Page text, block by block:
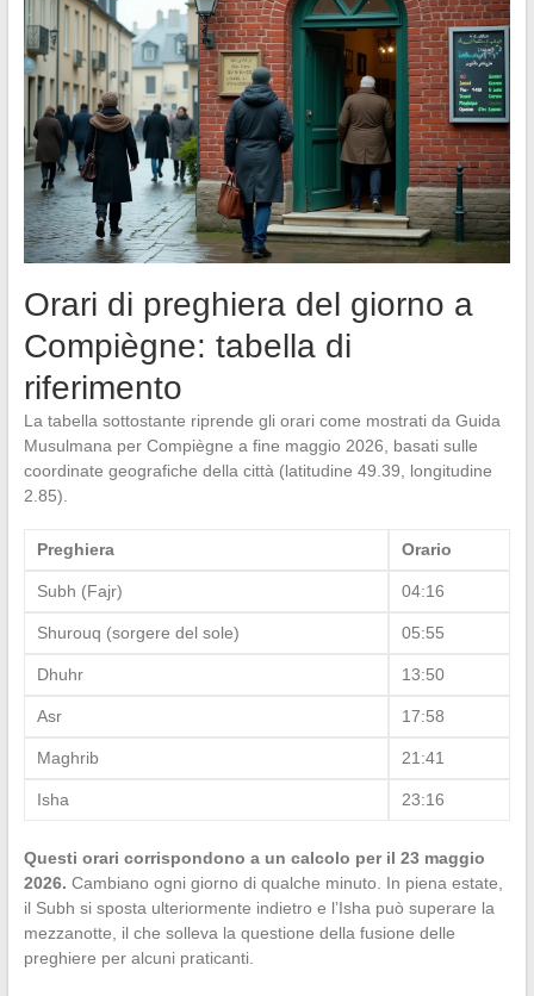
Orari di preghiera del giorno a
Compiègne: tabella di
riferimento
La tabella sottostante riprende gli orari come mostrati da Guida
Musulmana per Compiègne a fine maggio 2026, basati sulle
coordinate geografiche della città (latitudine 49.39, longitudine
2.85).
Preghiera Orario
Subh (Fajr) 04:16
Shurouq (sorgere del sole) 05:55
Dhuhr 13:50
Asr 17:58
Maghrib 21:41
Isha 23:16
Questi orari corrispondono a un calcolo per il 23 maggio
2026. Cambiano ogni giorno di qualche minuto. In piena estate,
il Subh si sposta ulteriormente indietro e l’Isha può superare la
mezzanotte, il che solleva la questione della fusione delle
preghiere per alcuni praticanti.